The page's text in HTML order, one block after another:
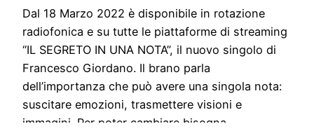
Dal 18 Marzo 2022 è disponibile in rotazione
radiofonica e su tutte le piattaforme di streaming
“IL SEGRETO IN UNA NOTA”, il nuovo singolo di
Francesco Giordano. Il brano parla
dell’importanza che può avere una singola nota:
suscitare emozioni, trasmettere visioni e
immagini. Per poter cambiare bisogna